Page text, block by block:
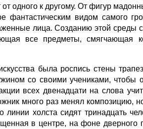
одного к другому. От фигур
фантастическим видом
лица. Созданию этой среды
все предметы, смягчающая
была роспись стены
со своими уче­никами, чтобы
всех двенадцати на слова
много раз менял композицию,
холста сидят тринадцать
в центре, на фоне дверного